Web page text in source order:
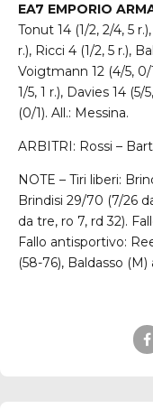
EA7 EMPORIO
Tonut 14 (1/2, 2/4, 5
r.), Ricci 4 (1/2, 5 r.),
Voigtmann 12 (4/5, 0/
1/5, 1 r.), Davies 14 (5/
(0/1). All.: Messina.
ARBITRI: Rossi –
NOTE – Tiri liberi:
Brindisi 29/70 (7/26
da tre, ro 7, rd 32).
Fallo antisportivo:
(58-76), Baldasso (M)